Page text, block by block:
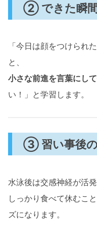
② できた瞬間
「今日は顔をつけられ
と、
小さな前進を言葉にし
い！」と学習します。
③ 習い事後の
水泳後は交感神経が活発
しっかり食べて休むこと
ズになります。